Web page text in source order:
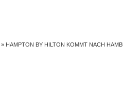
» HAMPTON BY HILTON KOMMT NACH